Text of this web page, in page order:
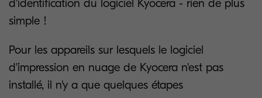
d'identification du logiciel Kyocera - rien de plus
simple !
Pour les appareils sur lesquels le logiciel
d'impression en nuage de Kyocera n'est pas
installé, il n'y a que quelques étapes